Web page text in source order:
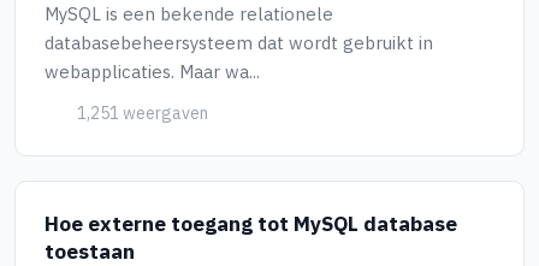
MySQL is een bekende relationele
databasebeheersysteem dat wordt gebruikt in
webapplicaties. Maar wa...
1,251 weergaven
Hoe externe toegang tot MySQL database
toestaan